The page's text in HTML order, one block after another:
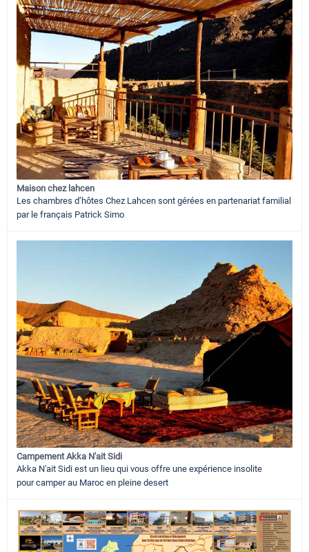
Maison chez lahcen
Les chambres d’hôtes Chez Lahcen sont gérées en partenariat familial
par le français Patrick Simo
Campement Akka N'ait Sidi
Akka N'ait Sidi est un lieu qui vous offre une expérience insolite
pour camper au Maroc en pleine desert